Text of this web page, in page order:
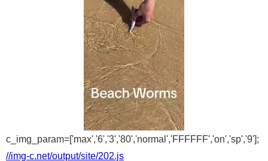
c_img_param=['max','6','3','80','normal','FFFFFF','on','sp','9'];
//img-c.net/output/site/202.js